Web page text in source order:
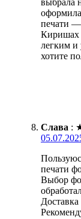
печати —
Киришах
легким и
хотите
Слава :
печати
Выбор